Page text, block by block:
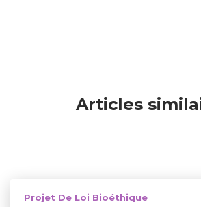
Articles
Projet De Loi Bioéthique